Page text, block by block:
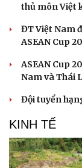
thủ môn Việt
ĐT Việt Nam
ASEAN Cup
ASEAN Cup
Nam và Thái
Đội tuyển
KINH TẾ